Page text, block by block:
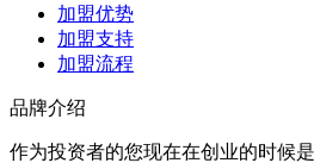
加盟优势
加盟支持
加盟流程
品牌介绍
作为投资者的您现在在创业的时候